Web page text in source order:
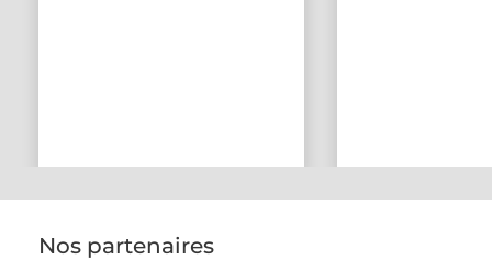
Nos partenaires